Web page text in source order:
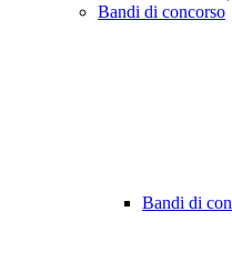
Bandi di concorso
Bandi di